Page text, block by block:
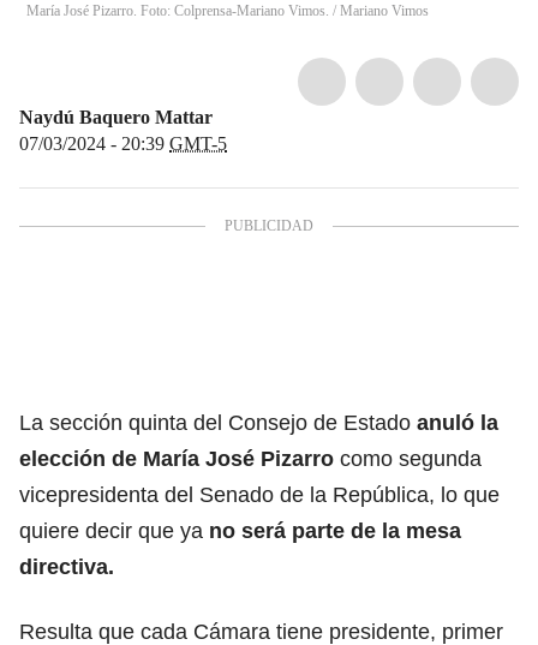
María José Pizarro. Foto: Colprensa-Mariano Vimos. / Mariano Vimos
Naydú Baquero Mattar
07/03/2024 - 20:39 GMT-5
La sección quinta del Consejo de Estado anuló la
elección de María José Pizarro como segunda
vicepresidenta del Senado de la República, lo que
quiere decir que ya no será parte de la mesa
directiva.
Resulta que cada Cámara tiene presidente, primer